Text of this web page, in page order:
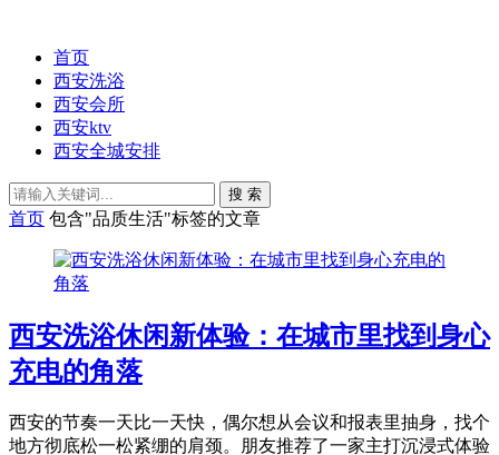
首页
西安洗浴
西安会所
西安ktv
西安全城安排
搜 索
首页 包含"品质生活"标签的文章
西安洗浴休闲新体验：在城市里找到身心
充电的角落
西安的节奏一天比一天快，偶尔想从会议和报表里抽身，找个
地方彻底松一松紧绷的肩颈。朋友推荐了一家主打沉浸式体验